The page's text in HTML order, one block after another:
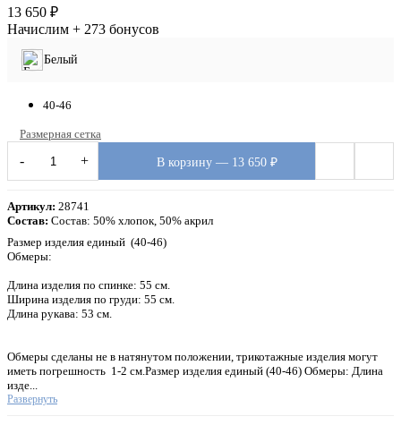
13 650 ₽
Начислим + 273 бонусов
Белый
40-46
Размерная сетка
- + В корзину — 13 650 ₽
Артикул: 28741
Состав: Состав: 50% хлопок, 50% акрил
Размер изделия единый (40-46)
Обмеры:
Длина изделия по спинке: 55 см.
Ширина изделия по груди: 55 см.
Длина рукава: 53 см.
Обмеры сделаны не в натянутом положении, трикотажные изделия могут
иметь погрешность 1-2 см.Размер изделия единый (40-46) Обмеры: Длина
изде...
Развернуть